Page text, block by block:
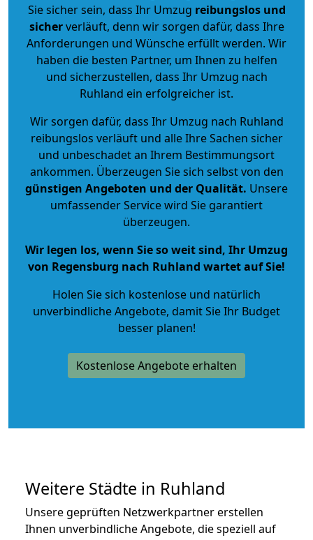
Sie sicher sein, dass Ihr Umzug reibungslos und
sicherverläuft, denn wir sorgen dafür, dass Ihre
Anforderungen und Wünsche erfüllt werden. Wir
haben die besten Partner, um Ihnen zu helfen
und sicherzustellen, dass Ihr Umzug nach
Ruhland ein erfolgreicher ist.
Wir sorgen dafür, dass Ihr Umzug nach Ruhland
reibungslos verläuft und alle Ihre Sachen sicher
und unbeschadet an Ihrem Bestimmungsort
ankommen. Überzeugen Sie sich selbst von den
günstigen Angeboten und der Qualität. Unsere
umfassender Service wird Sie garantiert
überzeugen.
Wir legen los, wenn Sie so weit sind, Ihr Umzug
von Regensburg nach Ruhland wartet auf Sie!
Holen Sie sich kostenlose und natürlich
unverbindliche Angebote, damit Sie Ihr Budget
besser planen!
Kostenlose Angebote erhalten
Weitere Städte in Ruhland
Unsere geprüften Netzwerkpartner erstellen
Ihnen unverbindliche Angebote, die speziell auf